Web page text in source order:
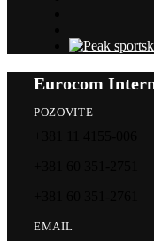
Eurocom
POZOVITE
EMAIL